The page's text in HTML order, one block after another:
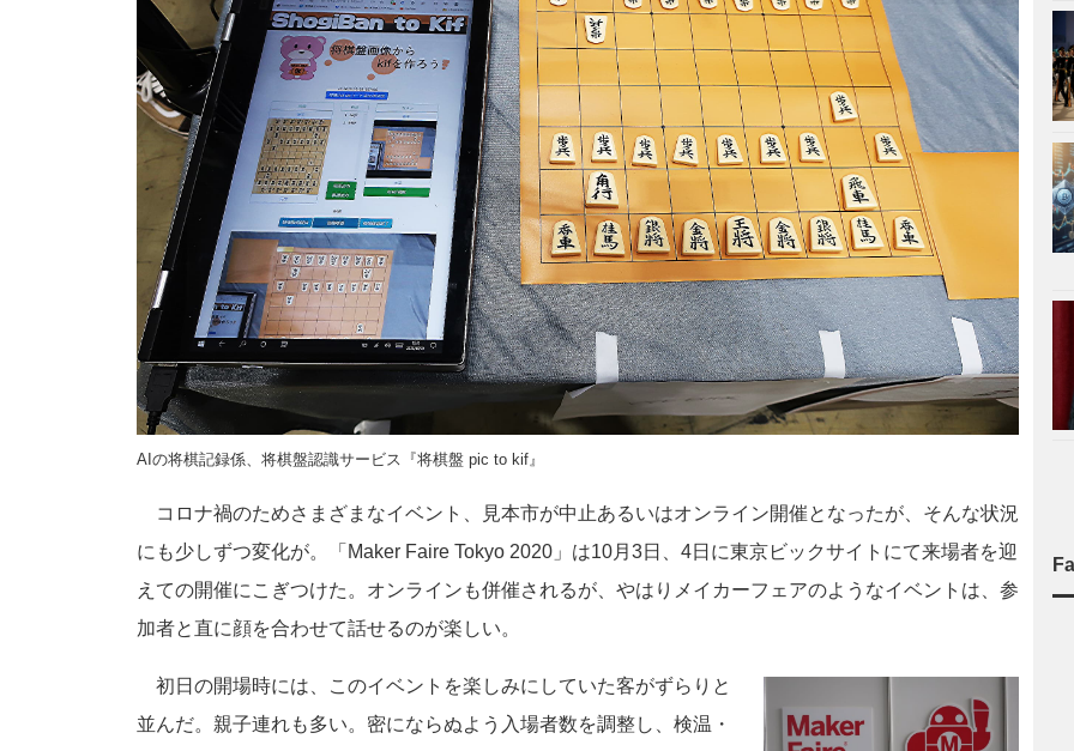
AIの将棋記録係、将棋盤認識サービス『将棋盤 pic to kif』
コロナ禍のためさまざまなイベント、見本市が中止あるいはオンライン開催となったが、そんな状況
にも少しずつ変化が。「Maker Faire Tokyo 2020」は10月3日、4日に東京ビックサイトにて来場者を迎
えての開催にこぎつけた。オンラインも併催されるが、やはりメイカーフェアのようなイベントは、参
加者と直に顔を合わせて話せるのが楽しい。
初日の開場時には、このイベントを楽しみにしていた客がずらりと
並んだ。親子連れも多い。密にならぬよう入場者数を調整し、検温・